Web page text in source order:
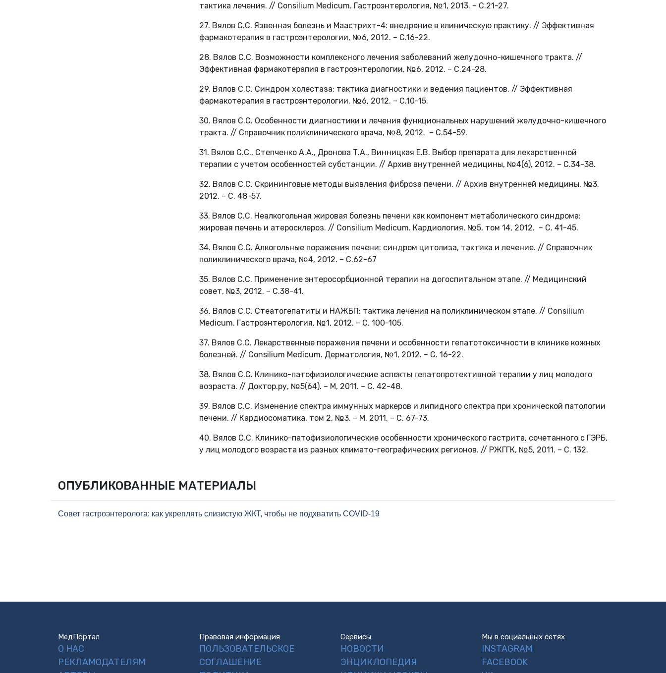
тактика лечения. // Consilium Medicum. Гастроэнтерология, №1, 2013. – С.21-27.
27. Вялов С.С. Язвенная болезнь и Маастрихт-4: внедрение в клиническую практику. // Эффективная
фармакотерапия в гастроэнтерологии, №6, 2012. – С.16-22.
28. Вялов С.С. Возможности комплексного лечения заболеваний желудочно-кишечного тракта. //
Эффективная фармакотерапия в гастроэнтерологии, №6, 2012. – С.24-28.
29. Вялов С.С. Синдром холестаза: тактика диагностики и ведения пациентов. // Эффективная
фармакотерапия в гастроэнтерологии, №6, 2012. – С.10-15.
30. Вялов С.С. Особенности диагностики и лечения функциональных нарушений желудочно-кишечного
тракта. // Справочник поликлинического врача, №8, 2012. – С.54-59.
31. Вялов С.С., Степченко А.А., Дронова Т.А., Винницкая Е.В. Выбор препарата для лекарственной
терапии с учетом особенностей субстанции. // Архив внутренней медицины, №4(6), 2012. – С.34-38.
32. Вялов С.С. Скрининговые методы выявления фиброза печени. // Архив внутренней медицины, №3,
2012. – С. 48-57.
33. Вялов С.С. Неалкогольная жировая болезнь печени как компонент метаболического синдрома:
жировая печень и атеросклероз. // Consilium Medicum. Кардиология, №5, том 14, 2012. – С. 41-45.
34. Вялов С.С. Алкогольные поражения печени: синдром цитолиза, тактика и лечение. // Справочник
поликлинического врача, №4, 2012. – С.62-67
35. Вялов С.С. Применение энтеросорбционной терапии на догоспитальном этапе. // Медицинский
совет, №3, 2012. – С.38-41.
36. Вялов С.С. Стеатогепатиты и НАЖБП: тактика лечения на поликлиническом этапе. // Consilium
Medicum. Гастроэнтерология, №1, 2012. – С. 100-105.
37. Вялов С.С. Лекарственные поражения печени и особенности гепатотоксичности в клинике кожных
болезней. // Consilium Medicum. Дерматология, №1, 2012. – С. 16-22.
38. Вялов С.С. Клинико-патофизиологические аспекты гепатопротективной терапии у лиц молодого
возраста. // Доктор.ру, №5(64). – М, 2011. – С. 42-48.
39. Вялов С.С. Изменение спектра иммунных маркеров и липидного спектра при хронической патологии
печени. // Кардиосоматика, том 2, №3. – М, 2011. – С. 67-73.
40. Вялов С.С. Клинико-патофизиологические особенности хронического гастрита, сочетанного с ГЭРБ,
у лиц молодого возраста из разных климато-географических регионов. // РЖГГК, №5, 2011. – С. 132.
ОПУБЛИКОВАННЫЕ МАТЕРИАЛЫ
Совет гастроэнтеролога: как укреплять слизистую ЖКТ, чтобы не подхватить COVID-19
МедПортал
О НАС
РЕКЛАМОДАТЕЛЯМ
Правовая информация
ПОЛЬЗОВАТЕЛЬСКОЕ
СОГЛАШЕНИЕ
Сервисы
НОВОСТИ
ЭНЦИКЛОПЕДИЯ
Мы в социальных сетях
INSTAGRAM
FACEBOOK